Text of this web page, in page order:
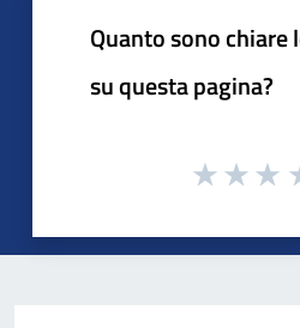
Quanto sono
su questa pagina?